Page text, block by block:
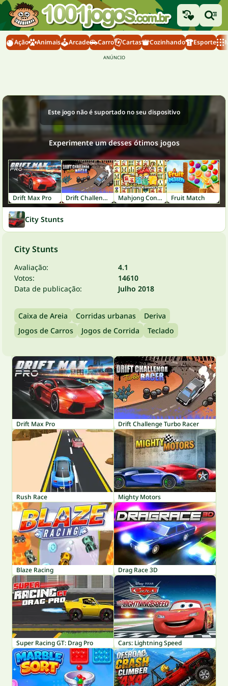
Ação Animais Arcade Carro Cartas Cozinhando Esporte
Este jogo não é suportado no seu dispositivo
Experimente um desses ótimos jogos
Drift Max Pro Drift Challenge Turbo Racer Mahjong Connect Fruit Match
City Stunts
City Stunts
Avaliação:
4.1
Votos:
14610
Data de publicação:
Julho 2018
Caixa de Areia Corridas urbanas
Deriva
Jogos de Carros
Jogos de Corrida Teclado
Drift Max Pro Drift Challenge Turbo Racer
Rush Race Mighty Motors
Blaze Racing Drag Race 3D
Super Racing GT: Drag Pro Cars: Lightning Speed